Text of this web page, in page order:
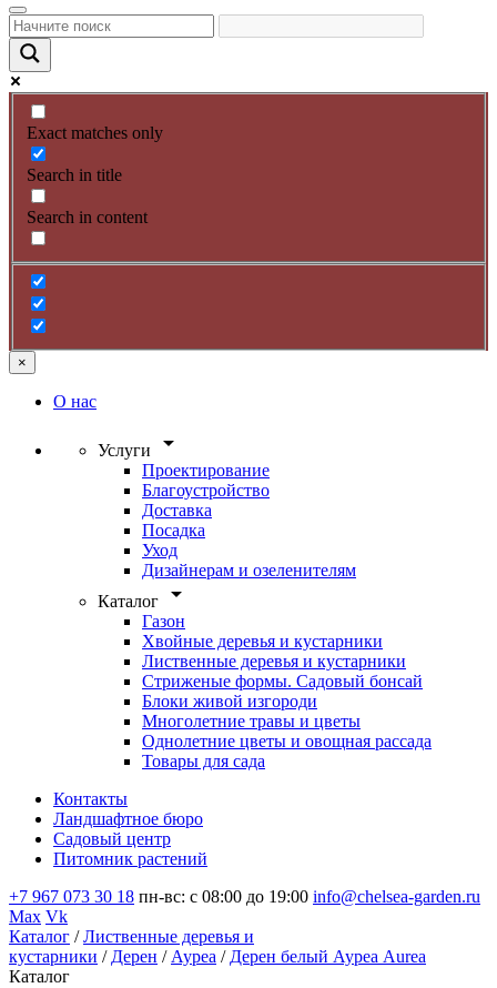
Exact matches only
Search in title
Search in content
×
О нас
Услуги arrow_drop_down
Проектирование
Благоустройство
Доставка
Посадка
Уход
Дизайнерам и озеленителям
Каталог
arrow_drop_down
Газон
Хвойные деревья и кустарники
Лиственные деревья и кустарники
Стриженые формы. Садовый бонсай
Блоки живой изгороди
Многолетние травы и цветы
Однолетние цветы и овощная рассада
Товары для сада
Контакты
Ландшафтное бюро
Садовый центр
Питомник растений
+7 967 073 30 18 пн-вс: с 08:00 до 19:00 info@chelsea-garden.ru
Max Vk
Каталог /Лиственные деревья и
кустарники / Дерен / Ауреа / Дерен белый Ауреа Aurea
Каталог